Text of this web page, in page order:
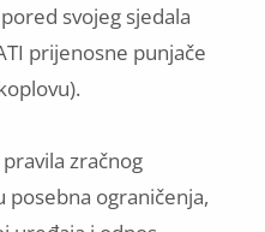
svojeg sjedala
prijenosne punjače
zračnog
ograničenja,